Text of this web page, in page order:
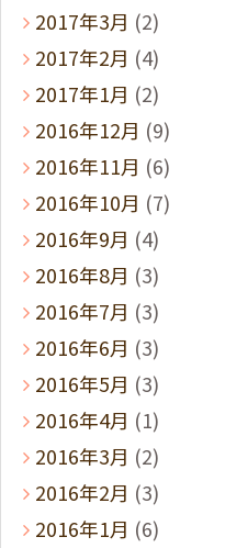
2017年3月 (2)
2017年2月 (4)
2017年1月 (2)
2016年12月 (9)
2016年11月 (6)
2016年10月 (7)
2016年9月 (4)
2016年8月 (3)
2016年7月 (3)
2016年6月 (3)
2016年5月 (3)
2016年4月 (1)
2016年3月 (2)
2016年2月 (3)
2016年1月 (6)